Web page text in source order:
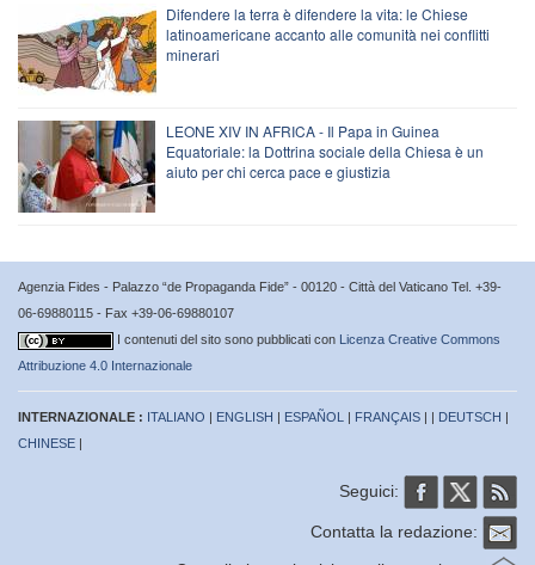
Difendere la terra è difendere la vita: le Chiese
latinoamericane accanto alle comunità nei conflitti
minerari
LEONE XIV IN AFRICA - Il Papa in Guinea
Equatoriale: la Dottrina sociale della Chiesa è un
aiuto per chi cerca pace e giustizia
Agenzia Fides - Palazzo “de Propaganda Fide” - 00120 - Città del Vaticano Tel. +39-
06-69880115 - Fax +39-06-69880107
I contenuti del sito sono pubblicati con Licenza Creative Commons
Attribuzione 4.0 Internazionale
INTERNAZIONALE : ITALIANO | ENGLISH | ESPAÑOL | FRANÇAIS | | DEUTSCH |
CHINESE |
Seguici:
Contatta la redazione: